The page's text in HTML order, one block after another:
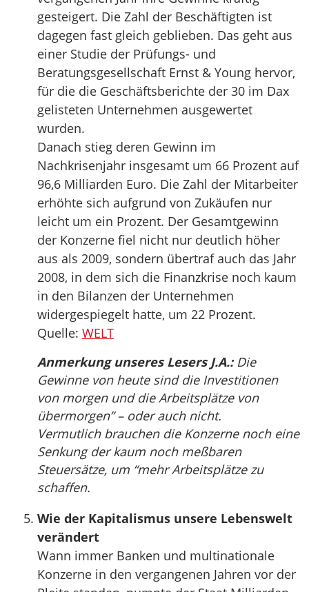
gesteigert. Die Zahl der Beschäftigten ist
dagegen fast gleich geblieben. Das geht aus
einer Studie der Prüfungs- und
Beratungsgesellschaft Ernst & Young hervor,
für die die Geschäftsberichte der 30 im Dax
gelisteten Unternehmen ausgewertet
wurden.
Danach stieg deren Gewinn im
Nachkrisenjahr insgesamt um 66 Prozent auf
96,6 Milliarden Euro. Die Zahl der Mitarbeiter
erhöhte sich aufgrund von Zukäufen nur
leicht um ein Prozent. Der Gesamtgewinn
der Konzerne fiel nicht nur deutlich höher
aus als 2009, sondern übertraf auch das Jahr
2008, in dem sich die Finanzkrise noch kaum
in den Bilanzen der Unternehmen
widergespiegelt hatte, um 22 Prozent.
Quelle: WELT
Anmerkung unseres Lesers J.A.:Die
Gewinne von heute sind die Investitionen
von morgen und die Arbeitsplätze von
übermorgen” – oder auch nicht.
Vermutlich brauchen die Konzerne noch eine
Senkung der kaum noch meßbaren
Steuersätze, um “mehr Arbeitsplätze zu
schaffen.
Wie der Kapitalismus unsere Lebenswelt
verändert
Wann immer Banken und multinationale
Konzerne in den vergangenen Jahren vor der